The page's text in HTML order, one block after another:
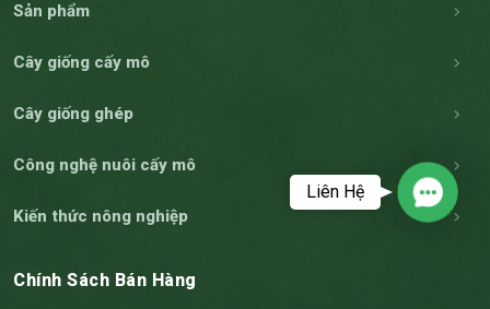
Sản phẩm
Cây giống cấy mô
Cây giống ghép
Công nghệ nuôi cấy mô
Kiến thức nông nghiệp
Chính Sách Bán Hàng
Liên Hệ